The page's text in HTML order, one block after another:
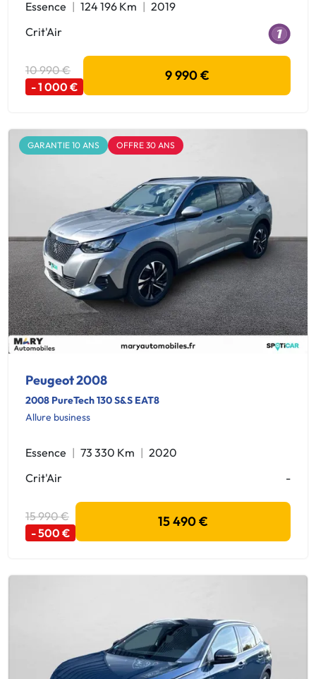
Essence 124 196 Km
2019
Crit'Air
10 990 €
- 1 000 €
9 990 €
GARANTIE 10 ANS OFFRE 30 ANS
Peugeot 2008
2008 PureTech 130 S&S EAT8
Allure business
Essence 73 330 Km
2020
Crit'Air
-
15 990 €
- 500 €
15 490 €